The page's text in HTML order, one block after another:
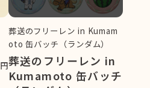
円
葬送のフリーレン in Kumam
oto 缶バッチ（ランダム）
葬送のフリーレン in
Kumamoto 缶バッチ